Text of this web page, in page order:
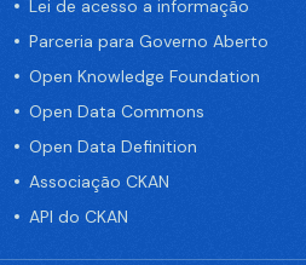
Lei de acesso a informação
Parceria para Governo Aberto
Open Knowledge Foundation
Open Data Commons
Open Data Definition
Associação CKAN
API do CKAN